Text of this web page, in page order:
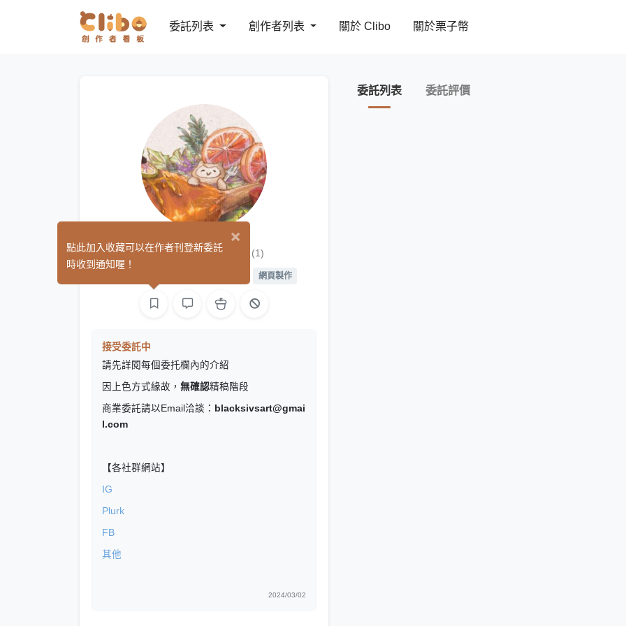
委託列表 創作者列表 關於 Clibo 關於栗子幣
BLACKSIVS (1)
網頁製作
接受委託中
請先詳閱每個委托欄內的介紹
因上色方式緣故， 無確認精稿階段
商業委託請以Email洽談： blacksivsart@gmai
l.com
【各社群網站】
IG
Plurk
FB
其他
2024/03/02
委託列表 委託評價
×
點此加入收藏可以在作者刊登新委託
時收到通知喔！